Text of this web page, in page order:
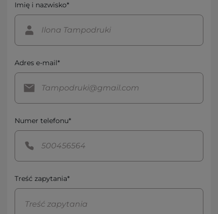
Imię i nazwisko*
Adres e-mail*
Numer telefonu*
Treść zapytania*